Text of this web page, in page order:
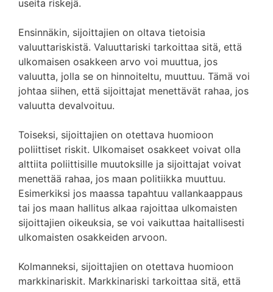
useita riskejä.
Ensinnäkin, sijoittajien on oltava tietoisia
valuuttariskistä. Valuuttariski tarkoittaa sitä, että
ulkomaisen osakkeen arvo voi muuttua, jos
valuutta, jolla se on hinnoiteltu, muuttuu. Tämä voi
johtaa siihen, että sijoittajat menettävät rahaa, jos
valuutta devalvoituu.
Toiseksi, sijoittajien on otettava huomioon
poliittiset riskit. Ulkomaiset osakkeet voivat olla
alttiita poliittisille muutoksille ja sijoittajat voivat
menettää rahaa, jos maan politiikka muuttuu.
Esimerkiksi jos maassa tapahtuu vallankaappaus
tai jos maan hallitus alkaa rajoittaa ulkomaisten
sijoittajien oikeuksia, se voi vaikuttaa haitallisesti
ulkomaisten osakkeiden arvoon.
Kolmanneksi, sijoittajien on otettava huomioon
markkinariskit. Markkinariski tarkoittaa sitä, että